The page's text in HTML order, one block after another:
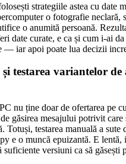
strategiile astea cu date
o fotografie neclară,
o anumită persoană.
date curate, e ca și cum i-ai
— iar apoi poate lua decizii
și testarea variantelor
nu ține doar de ofertarea pe
găsirea mesajului potrivit care
Totuși, testarea manuală a sute
e o muncă epuizantă. E
suficiente versiuni ca să găsești